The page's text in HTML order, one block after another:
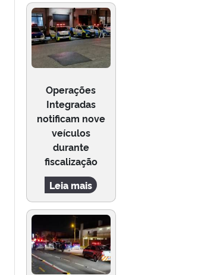
Operações
Integradas
notificam nove
veículos
durante
fiscalização
Leia mais